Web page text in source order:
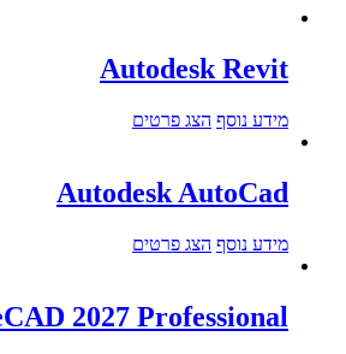
Autodesk Revit
מידע נוסף הצג פרטים
Autodesk AutoCad
מידע נוסף הצג פרטים
2027 Professional